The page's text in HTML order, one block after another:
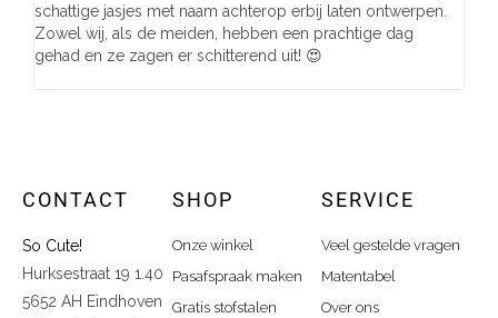
schattige jasjes met naam achterop erbij laten ontwerpen.
Zowel wij, als de meiden, hebben een prachtige dag
gehad en ze zagen er schitterend uit! 😍
CONTACT
So Cute!
Hurksestraat 19 1.40
5652 AH Eindhoven
SHOP
Onze winkel
Pasafspraak maken
Gratis stofstalen
SERVICE
Veel gestelde vragen
Matentabel
Over ons